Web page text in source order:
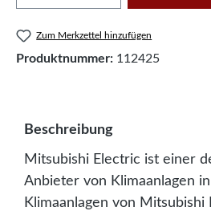
Zum Merkzettel hinzufügen
Produktnummer: 112425
Beschreibung
Mitsubishi Electric ist einer
Anbieter von Klimaanlagen
Klimaanlagen von Mitsubishi